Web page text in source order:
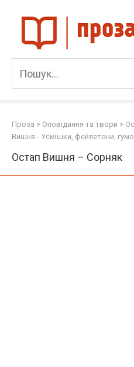
content
Проза > Оповідання та твори >
Вишня - Усмішки, фейлетони,
Остап Вишня – Сорняк